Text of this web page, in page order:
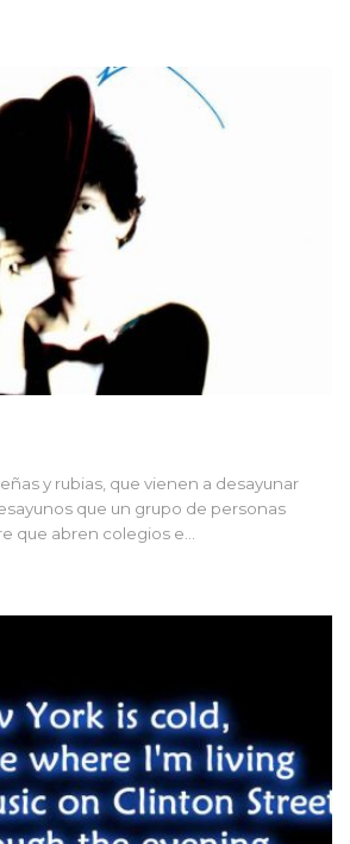
y rubias, que vienen a desayunar
que un grupo de personas
que abren colegios e…